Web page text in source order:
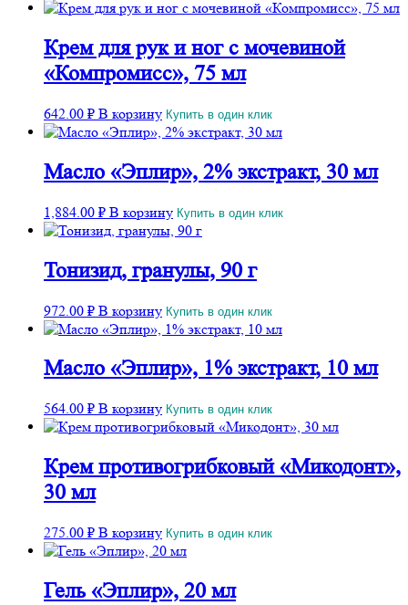
Крем для рук и ног с мочевиной
«Компромисс», 75 мл
642.00 ₽ В корзину Купить в один клик
Масло «Эплир», 2% экстракт, 30 мл
1,884.00 ₽ В корзину Купить в один клик
Тонизид, гранулы, 90 г
972.00 ₽ В корзину Купить в один клик
Масло «Эплир», 1% экстракт, 10 мл
564.00 ₽ В корзину Купить в один клик
Крем противогрибковый «Микодонт»,
30 мл
275.00 ₽ В корзину Купить в один клик
Гель «Эплир», 20 мл